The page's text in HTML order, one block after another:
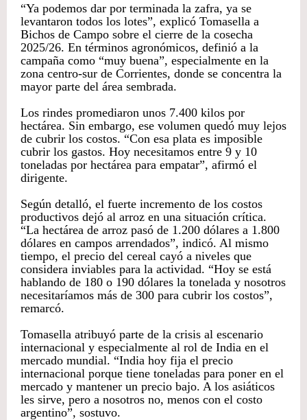
“Ya podemos dar por terminada la zafra, ya se
levantaron todos los lotes”, explicó Tomasella a
Bichos de Campo sobre el cierre de la cosecha
2025/26. En términos agronómicos, definió a la
campaña como “muy buena”, especialmente en la
zona centro-sur de Corrientes, donde se concentra la
mayor parte del área sembrada.
Los rindes promediaron unos 7.400 kilos por
hectárea. Sin embargo, ese volumen quedó muy lejos
de cubrir los costos. “Con esa plata es imposible
cubrir los gastos. Hoy necesitamos entre 9 y 10
toneladas por hectárea para empatar”, afirmó el
dirigente.
Según detalló, el fuerte incremento de los costos
productivos dejó al arroz en una situación crítica.
“La hectárea de arroz pasó de 1.200 dólares a 1.800
dólares en campos arrendados”, indicó. Al mismo
tiempo, el precio del cereal cayó a niveles que
considera inviables para la actividad. “Hoy se está
hablando de 180 o 190 dólares la tonelada y nosotros
necesitaríamos más de 300 para cubrir los costos”,
remarcó.
Tomasella atribuyó parte de la crisis al escenario
internacional y especialmente al rol de India en el
mercado mundial. “India hoy fija el precio
internacional porque tiene toneladas para poner en el
mercado y mantener un precio bajo. A los asiáticos
les sirve, pero a nosotros no, menos con el costo
argentino”, sostuvo.